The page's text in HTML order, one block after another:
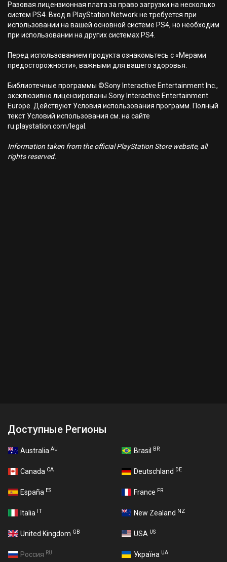
Разовая лицензионная плата за право загрузки на несколько
систем PS4. Вход в PlayStation Network не требуется при
использовании на вашей основной системе PS4, но необходим
при использовании на других системах PS4.
Перед использованием продукта ознакомьтесь с «Мерами
предосторожности», важными для вашего здоровья.
Библиотечные программы ©Sony Interactive Entertainment Inc.,
эксклюзивно лицензированы Sony Interactive Entertainment
Europe. Действуют Условия использования программ. Полный
текст Условий использования см. на сайте
ru.playstation.com/legal.
Information taken from the official PlayStation Store website, all
rights reserved.
Доступные Регионы
Australia AU Brasil BR
Canada CA Deutschland DE
España ES France FR
Italia IT New Zealand NZ
United Kingdom GB USA US
Россия RU Україна UA